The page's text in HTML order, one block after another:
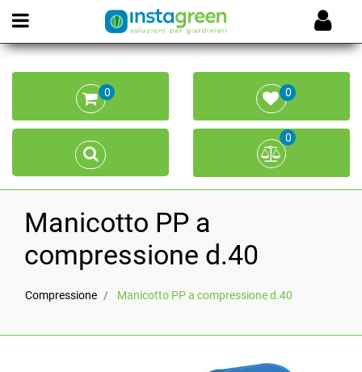
Open menu
0 0
0
Manicotto PP a
compressione d.40
Compressione Manicotto PP a compressione d.40